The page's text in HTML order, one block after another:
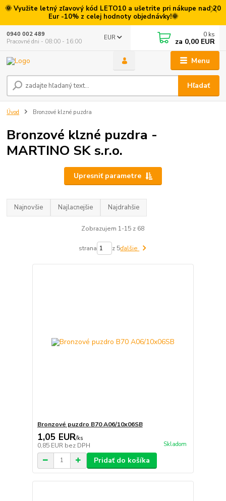
🌞 Využite letný zľavový kód LETO10 a ušetrite pri nákupe nad 20
Eur -10% z celej hodnoty objednávky!🌞
Menu
EUR
Hľadať
0940 002 489
Pracovné dni - 08:00 - 16:00
0 ks
za 0,00 EUR
Úvod Bronzové klzné puzdra
Bronzové klzné puzdra -
MARTINO SK s.r.o.
Upresniť parametre
Najnovšie Najlacnejšie Najdrahšie
Zobrazujem 1-15 z 68
strana z 5ďalšie
Bronzové puzdro B70 A06/10x06SB
1,05 EUR/ks
0,85 EUR bez DPH Skladom
Pridať do košíka